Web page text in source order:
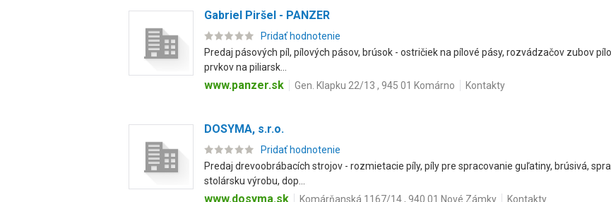
Gabriel Piršel - PANZER
Pridať hodnotenie
Predaj pásových píl, pílových pásov, brúsok - ostričiek na pílové pásy, rozvádzačov zubov
prvkov na piliarsk...
www.panzer.sk Gen. Klapku 22/13 , 945 01 Komárno Kontakty
DOSYMA, s.r.o.
Pridať hodnotenie
Predaj drevoobrábacích strojov - rozmietacie píly, píly pre spracovanie guľatiny, brúsivá,
stolársku výrobu, dop...
www.dosyma.sk Komárňanská 1167/14 , 940 01 Nové Zámky Kontakty